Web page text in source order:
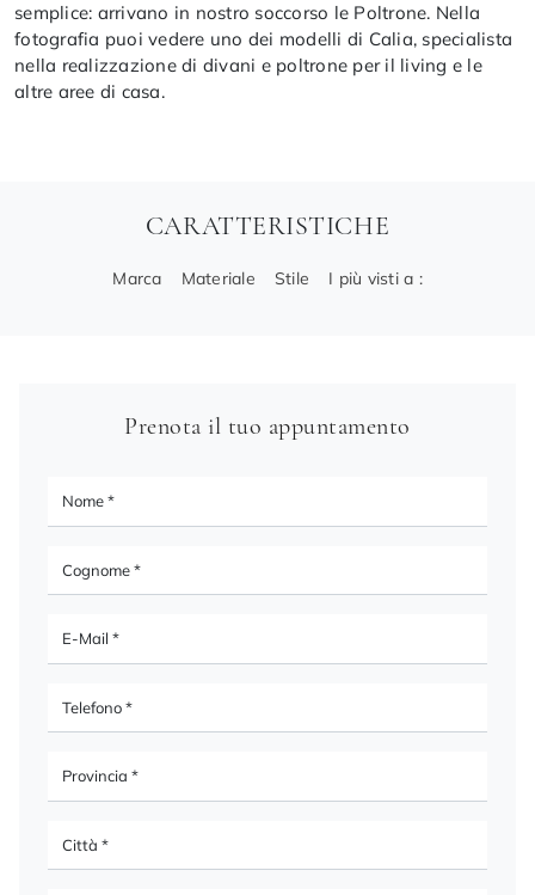
semplice: arrivano in nostro soccorso le Poltrone. Nella
fotografia puoi vedere uno dei modelli di Calia, specialista
nella realizzazione di divani e poltrone per il living e le
altre aree di casa.
CARATTERISTICHE
Marca Materiale Stile I più visti a :
Prenota il tuo appuntamento